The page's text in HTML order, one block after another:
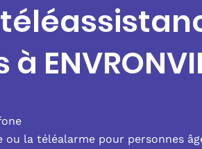
la téléalarme pour personnes